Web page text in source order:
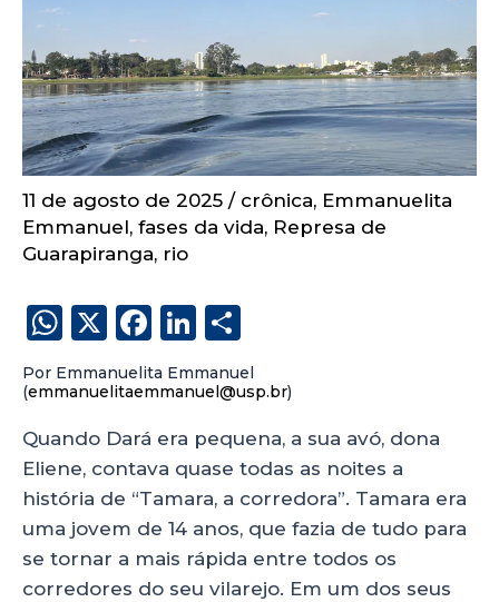
11 de agosto de 2025 / crônica, Emmanuelita
Emmanuel, fases da vida, Represa de
Guarapiranga, rio
W
h
a
ts
A
p
p
X
F
a
c
e
b
o
o
k
Li
n
k
e
dI
n
h
a
re
Por Emmanuelita Emmanuel
(emmanuelitaemmanuel@usp.br)
Quando Dará era pequena, a sua avó, dona
Eliene, contava quase todas as noites a
história de “Tamara, a corredora”. Tamara era
uma jovem de 14 anos, que fazia de tudo para
se tornar a mais rápida entre todos os
corredores do seu vilarejo. Em um dos seus